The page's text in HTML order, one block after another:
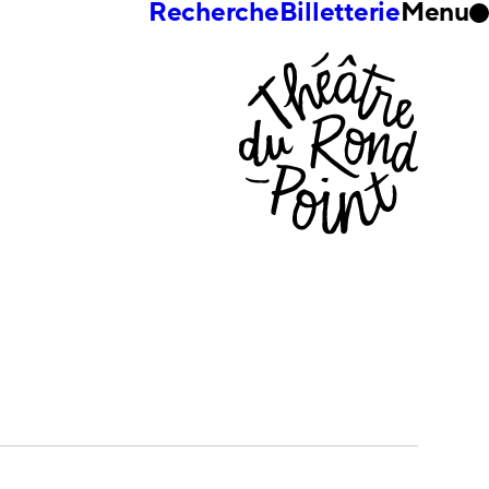
RechercheBilletterieMenu